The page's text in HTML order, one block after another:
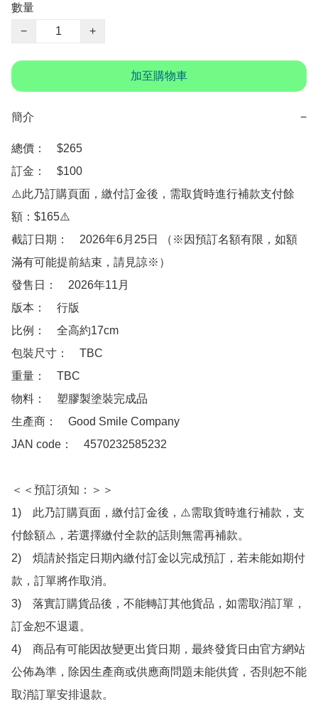
數量
−
+
加至購物車
簡介 −
總價：　$265
訂金：　$100
⚠️此乃訂購頁面，繳付訂金後，需取貨時進行補款支付餘
額：$165⚠️
截訂日期：　2026年6月25日 （※因預訂名額有限，如額
滿有可能提前結束，請見諒※）
發售日：　2026年11月
版本：　行版
比例：　全高約17cm
包裝尺寸：　TBC
重量：　TBC
物料：　塑膠製塗裝完成品
生產商：　Good Smile Company
JAN code：　4570232585232
＜＜預訂須知：＞＞
1)　此乃訂購頁面，繳付訂金後，⚠️需取貨時進行補款，支
付餘額⚠️，若選擇繳付全款的話則無需再補款。
2)　煩請於指定日期內繳付訂金以完成預訂，若未能如期付
款，訂單將作取消。
3)　落實訂購貨品後，不能轉訂其他貨品，如需取消訂單，
訂金恕不退還。
4)　商品有可能因故變更出貨日期，最終發貨日由官方網站
公佈為準，除因生產商或供應商問題未能供貨，否則恕不能
取消訂單安排退款。